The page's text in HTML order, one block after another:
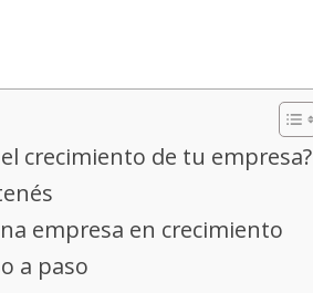
crecimiento de tu empresa?
empresa en crecimiento
a paso